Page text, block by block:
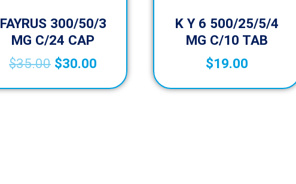
FAYRUS 300/50/3
MG C/24 CAP
$35.00 $30.00
K Y 6 500/25/5/4
MG C/10 TAB
$19.00